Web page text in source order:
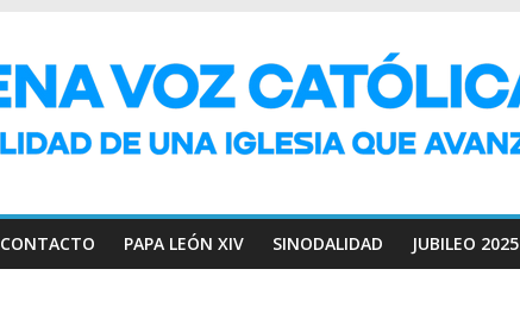
CONTACTO PAPA LEÓN XIV SINODALIDAD JUBILEO 2025